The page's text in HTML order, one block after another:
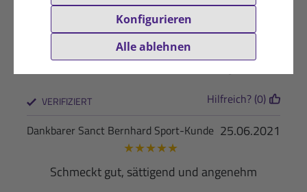
Konfigurieren
Alle ablehnen
★★★★★
Schmeckt sehr lecker und hält lange an
VERIFIZIERT Hilfreich? (0)
25.06.2021
Dankbarer Sanct Bernhard Sport-Kunde
★★★★★
Schmeckt gut, sättigend und angenehm